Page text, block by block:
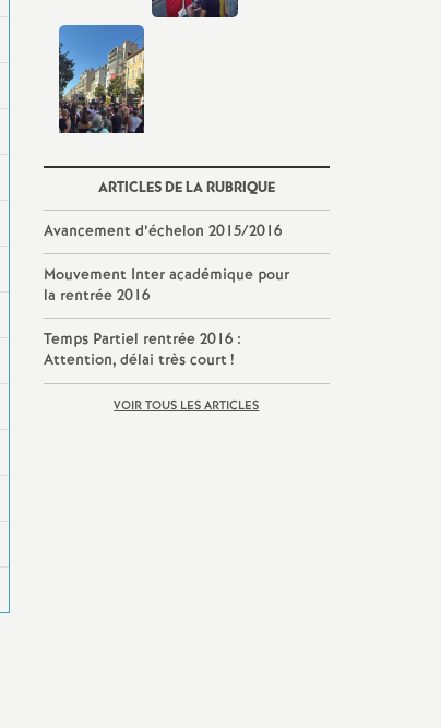
Infos FSU
ARTICLES DE LA RUBRIQUE
Avancement d’échelon 2015/2016
Mouvement Inter académique pour
la rentrée 2016
Temps Partiel rentrée 2016 :
Attention, délai très court!
VOIR TOUS LES ARTICLES